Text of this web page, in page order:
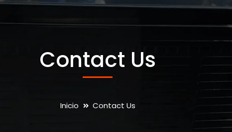
Contact Us
Inicio Contact Us